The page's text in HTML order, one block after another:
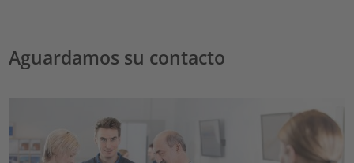
Aguardamos su contacto